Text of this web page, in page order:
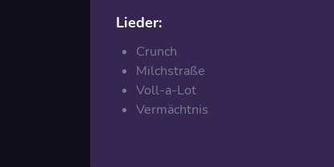
Lieder:
Crunch
Milchstraße
Voll-a-Lot
Vermächtnis